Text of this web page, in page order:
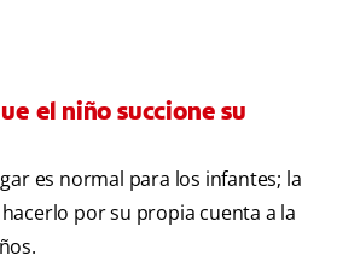
el niño succione su
es normal para los infantes; la
por su propia cuenta a la